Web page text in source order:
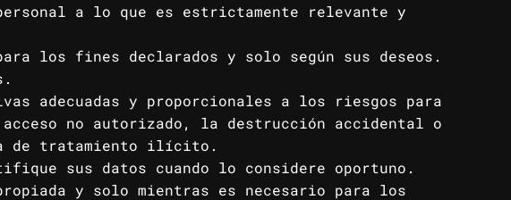
a lo que es estrictamente relevante y
los fines declarados y solo según sus deseos.
adecuadas y proporcionales a los riesgos para
no autorizado, la destrucción accidental o
de tratamiento ilícito.
sus datos cuando lo considere oportuno.
y solo mientras es necesario para los